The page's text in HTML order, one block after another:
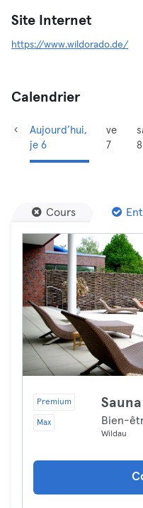
Site Internet
https://www.wildorado.de/
Calendrier
Aujourd’hui,
je 6
ve
7
8
Cours
Premium
Max
Sauna
Bien-
Wildau